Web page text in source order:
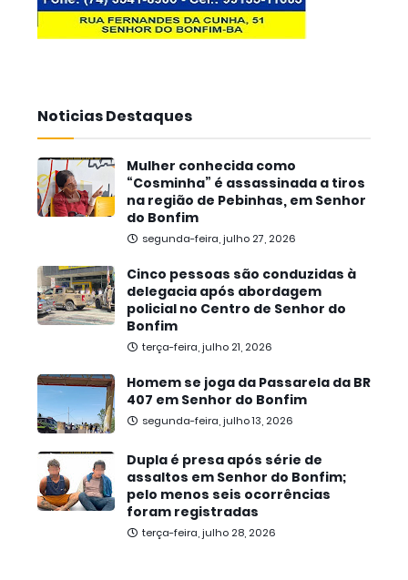
Noticias Destaques
Mulher conhecida como
“Cosminha” é assassinada a tiros
na região de Pebinhas, em Senhor
do Bonfim
segunda-feira, julho 27, 2026
Cinco pessoas são conduzidas à
delegacia após abordagem
policial no Centro de Senhor do
Bonfim
terça-feira, julho 21, 2026
Homem se joga da Passarela da BR
407 em Senhor do Bonfim
segunda-feira, julho 13, 2026
Dupla é presa após série de
assaltos em Senhor do Bonfim;
pelo menos seis ocorrências
foram registradas
terça-feira, julho 28, 2026